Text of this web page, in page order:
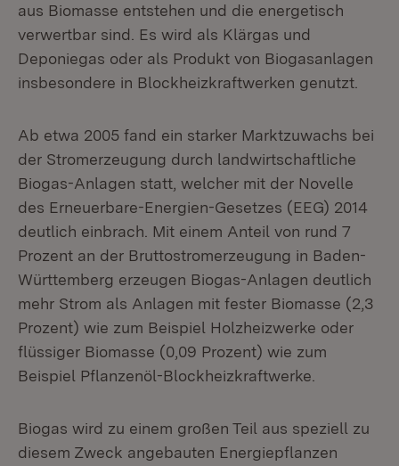
aus Biomasse entstehen und die energetisch
verwertbar sind. Es wird als Klärgas und
Deponiegas oder als Produkt von Biogasanlagen
insbesondere in Blockheizkraftwerken genutzt.
Ab etwa 2005 fand ein starker Marktzuwachs bei
der Stromerzeugung durch landwirtschaftliche
Biogas-Anlagen statt, welcher mit der Novelle
des Erneuerbare-Energien-Gesetzes (EEG) 2014
deutlich einbrach. Mit einem Anteil von rund 7
Prozent an der Bruttostromerzeugung in Baden-
Württemberg erzeugen Biogas-Anlagen deutlich
mehr Strom als Anlagen mit fester Biomasse (2,3
Prozent) wie zum Beispiel Holzheizwerke oder
flüssiger Biomasse (0,09 Prozent) wie zum
Beispiel Pflanzenöl-Blockheizkraftwerke.
Biogas wird zu einem großen Teil aus speziell zu
diesem Zweck angebauten Energiepflanzen